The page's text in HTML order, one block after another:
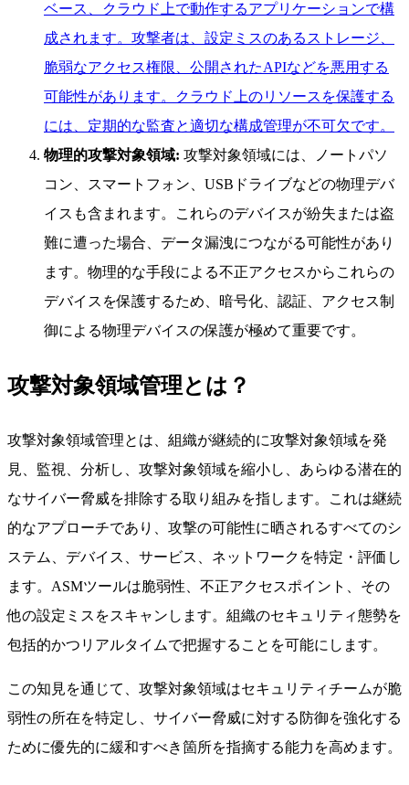
ベース、クラウド上で動作するアプリケーションで構
成されます。攻撃者は、設定ミスのあるストレージ、
脆弱なアクセス権限、公開されたAPIなどを悪用する
可能性があります。クラウド上のリソースを保護する
には、定期的な監査と適切な構成管理が不可欠です。
物理的攻撃対象領域: 攻撃対象領域には、ノートパソ
コン、スマートフォン、USBドライブなどの物理デバ
イスも含まれます。これらのデバイスが紛失または盗
難に遭った場合、データ漏洩につながる可能性があり
ます。物理的な手段による不正アクセスからこれらの
デバイスを保護するため、暗号化、認証、アクセス制
御による物理デバイスの保護が極めて重要です。
攻撃対象領域管理とは？
攻撃対象領域管理とは、組織が継続的に攻撃対象領域を発
見、監視、分析し、攻撃対象領域を縮小し、あらゆる潜在的
なサイバー脅威を排除する取り組みを指します。これは継続
的なアプローチであり、攻撃の可能性に晒されるすべてのシ
ステム、デバイス、サービス、ネットワークを特定・評価し
ます。ASMツールは脆弱性、不正アクセスポイント、その
他の設定ミスをスキャンします。組織のセキュリティ態勢を
包括的かつリアルタイムで把握することを可能にします。
この知見を通じて、攻撃対象領域はセキュリティチームが脆
弱性の所在を特定し、サイバー脅威に対する防御を強化する
ために優先的に緩和すべき箇所を指摘する能力を高めます。